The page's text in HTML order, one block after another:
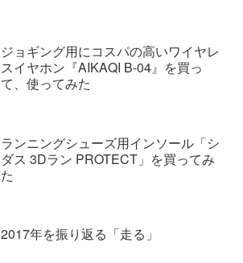
ジョギング用にコスパの高いワイヤレ
スイヤホン『AIKAQI B-04』を買っ
て、使ってみた
ランニングシューズ用インソール「シ
ダス 3Dラン PROTECT」を買ってみ
た
2017年を振り返る「走る」